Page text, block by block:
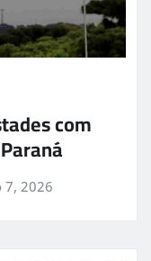
com
7, 2026